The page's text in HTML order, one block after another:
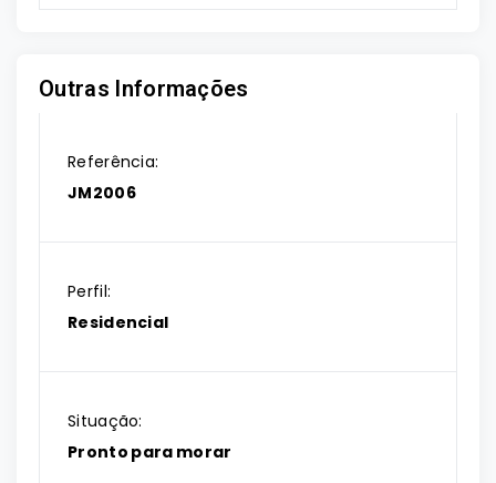
Outras Informações
Referência:
JM2006
Perfil:
Residencial
Situação:
Pronto para morar